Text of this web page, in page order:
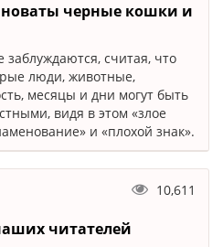
черные кошки и
заблуждаются, считая, что
люди, животные,
месяцы и дни могут быть
видя в этом «злое
и «плохой знак».
10,611
читателей